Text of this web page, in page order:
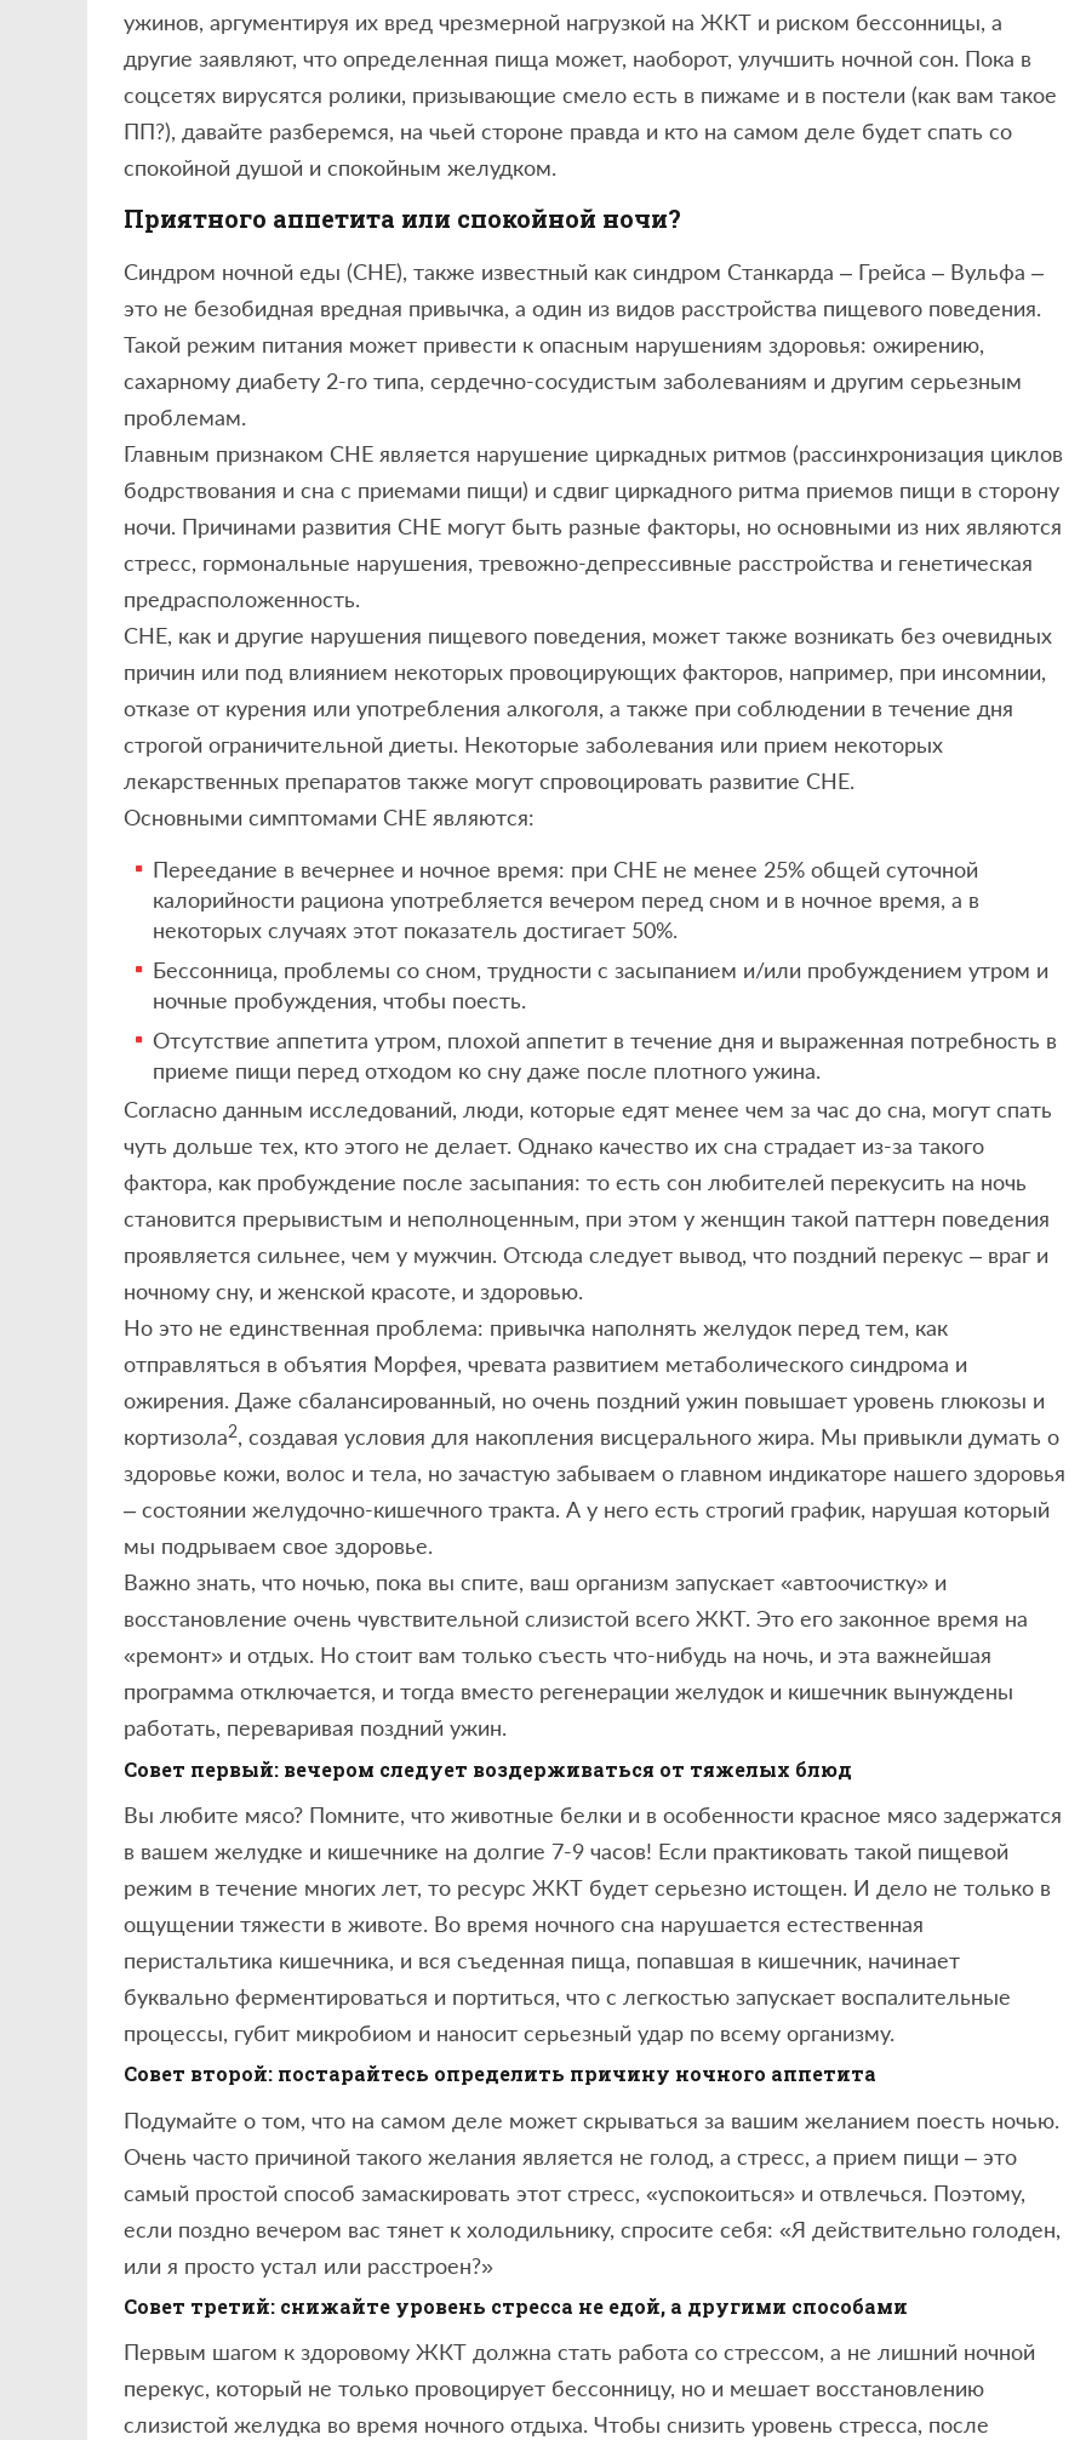
ужинов, аргументируя их вред чрезмерной нагрузкой на ЖКТ и риском бессонницы, а
другие заявляют, что определенная пища может, наоборот, улучшить ночной сон. Пока в
соцсетях вирусятся ролики, призывающие смело есть в пижаме и в постели (как вам такое
ПП?), давайте разберемся, на чьей стороне правда и кто на самом деле будет спать со
спокойной душой и спокойным желудком.
Приятного аппетита или спокойной ночи?
Синдром ночной еды (СНЕ), также известный как синдром Станкарда – Грейса – Вульфа –
это не безобидная вредная привычка, а один из видов расстройства пищевого поведения.
Такой режим питания может привести к опасным нарушениям здоровья: ожирению,
сахарному диабету 2-го типа, сердечно-сосудистым заболеваниям и другим серьезным
проблемам.
Главным признаком СНЕ является нарушение циркадных ритмов (рассинхронизация циклов
бодрствования и сна с приемами пищи) и сдвиг циркадного ритма приемов пищи в сторону
ночи. Причинами развития СНЕ могут быть разные факторы, но основными из них являются
стресс, гормональные нарушения, тревожно-депрессивные расстройства и генетическая
предрасположенность.
СНЕ, как и другие нарушения пищевого поведения, может также возникать без очевидных
причин или под влиянием некоторых провоцирующих факторов, например, при инсомнии,
отказе от курения или употребления алкоголя, а также при соблюдении в течение дня
строгой ограничительной диеты. Некоторые заболевания или прием некоторых
лекарственных препаратов также могут спровоцировать развитие СНЕ.
Основными симптомами СНЕ являются:
Переедание в вечернее и ночное время: при СНЕ не менее 25% общей суточной
калорийности рациона употребляется вечером перед сном и в ночное время, а в
некоторых случаях этот показатель достигает 50%.
Бессонница, проблемы со сном, трудности с засыпанием и/или пробуждением утром и
ночные пробуждения, чтобы поесть.
Отсутствие аппетита утром, плохой аппетит в течение дня и выраженная потребность в
приеме пищи перед отходом ко сну даже после плотного ужина.
Согласно данным исследований, люди, которые едят менее чем за час до сна, могут спать
чуть дольше тех, кто этого не делает. Однако качество их сна страдает из-за такого
фактора, как пробуждение после засыпания: то есть сон любителей перекусить на ночь
становится прерывистым и неполноценным, при этом у женщин такой паттерн поведения
проявляется сильнее, чем у мужчин. Отсюда следует вывод, что поздний перекус – враг и
ночному сну, и женской красоте, и здоровью.
Но это не единственная проблема: привычка наполнять желудок перед тем, как
отправляться в объятия Морфея, чревата развитием метаболического синдрома и
ожирения. Даже сбалансированный, но очень поздний ужин повышает уровень глюкозы и
кортизола2, создавая условия для накопления висцерального жира. Мы привыкли думать о
здоровье кожи, волос и тела, но зачастую забываем о главном индикаторе нашего здоровья
– состоянии желудочно-кишечного тракта. А у него есть строгий график, нарушая который
мы подрываем свое здоровье.
Важно знать, что ночью, пока вы спите, ваш организм запускает «автоочистку» и
восстановление очень чувствительной слизистой всего ЖКТ. Это его законное время на
«ремонт» и отдых. Но стоит вам только съесть что-нибудь на ночь, и эта важнейшая
программа отключается, и тогда вместо регенерации желудок и кишечник вынуждены
работать, переваривая поздний ужин.
Совет первый: вечером следует воздерживаться от тяжелых блюд
Вы любите мясо? Помните, что животные белки и в особенности красное мясо задержатся
в вашем желудке и кишечнике на долгие 7-9 часов! Если практиковать такой пищевой
режим в течение многих лет, то ресурс ЖКТ будет серьезно истощен. И дело не только в
ощущении тяжести в животе. Во время ночного сна нарушается естественная
перистальтика кишечника, и вся съеденная пища, попавшая в кишечник, начинает
буквально ферментироваться и портиться, что с легкостью запускает воспалительные
процессы, губит микробиом и наносит серьезный удар по всему организму.
Совет второй: постарайтесь определить причину ночного аппетита
Подумайте о том, что на самом деле может скрываться за вашим желанием поесть ночью.
Очень часто причиной такого желания является не голод, а стресс, а прием пищи – это
самый простой способ замаскировать этот стресс, «успокоиться» и отвлечься. Поэтому,
если поздно вечером вас тянет к холодильнику, спросите себя: «Я действительно голоден,
или я просто устал или расстроен?»
Совет третий: снижайте уровень стресса не едой, а другими способами
Первым шагом к здоровому ЖКТ должна стать работа со стрессом, а не лишний ночной
перекус, который не только провоцирует бессонницу, но и мешает восстановлению
слизистой желудка во время ночного отдыха. Чтобы снизить уровень стресса, после